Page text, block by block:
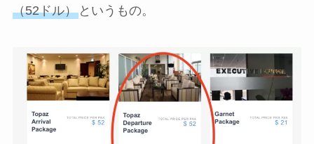
（52ドル）というもの。